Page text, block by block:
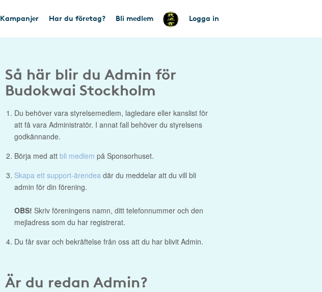
Kampanjer Har du företag? Bli medlem Logga in
Så här blir du Admin för
Budokwai Stockholm
Du behöver vara styrelsemedlem, lagledare eller kanslist för
att få vara Administratör. I annat fall behöver du styrelsens
godkännande.
Börja med att bli medlem på Sponsorhuset.
Skapa ett support-ärendea där du meddelar att du vill bli
admin för din förening.
OBS! Skriv föreningens namn, ditt telefonnummer och den
mejladress som du har registrerat.
Du får svar och bekräftelse från oss att du har blivit Admin.
Är du redan Admin?